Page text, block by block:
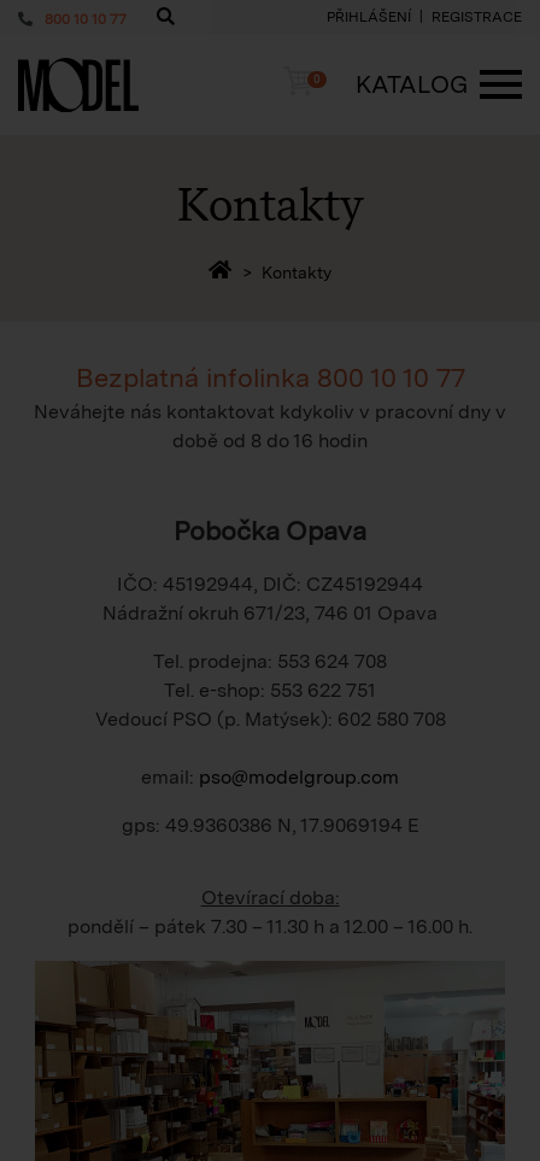
800 10 10 77 PŘIHLÁŠENÍ REGISTRACE
PackShop Košík
0
KATALOG
Kontakty
Zpět na homepage
Kontakty
Bezplatná infolinka 800 10 10 77
Neváhejte nás kontaktovat kdykoliv v pracovní dny v
době od 8 do 16 hodin
Pobočka Opava
IČO: 45192944, DIČ: CZ45192944
Nádražní okruh 671/23, 746 01 Opava
Tel. prodejna: 553 624 708
Tel. e-shop: 553 622 751
Vedoucí PSO (p. Matýsek): 602 580 708
email: pso@modelgroup.com
gps: 49.9360386 N, 17.9069194 E
Otevírací doba:
pondělí – pátek 7.30 – 11.30 h a 12.00 – 16.00 h